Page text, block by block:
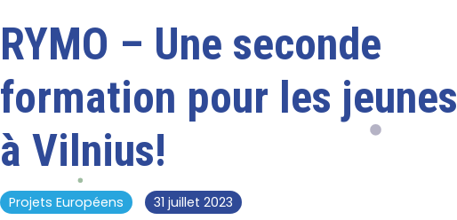
RYMO – Une seconde
formation pour les jeunes
à Vilnius!
Projets Européens 31 juillet 2023